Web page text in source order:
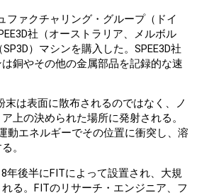
ファクチャリング・グループ（ドイ
社（オーストラリア、メルボル
）マシンを購入した。SPEE3D社
銅やその他の金属部品を記録的な速
末は表面に散布されるのではなく、ノ
上の決められた場所に発射される。
動エネルギーでその位置に衝突し、溶
。
年後半にFITによって設置され、大規
る。FITのリサーチ・エンジニア、フ